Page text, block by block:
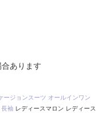
あります
ージョンスーツ オールインワン
長袖 レディースマロン レディース